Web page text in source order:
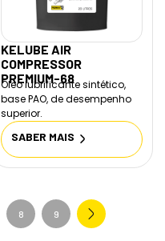
KELUBE AIR
COMPRESSOR
PREMIUM-68
Óleo lubrificante sintético,
base PAO, de desempenho
superior.
SABER MAIS
8 9